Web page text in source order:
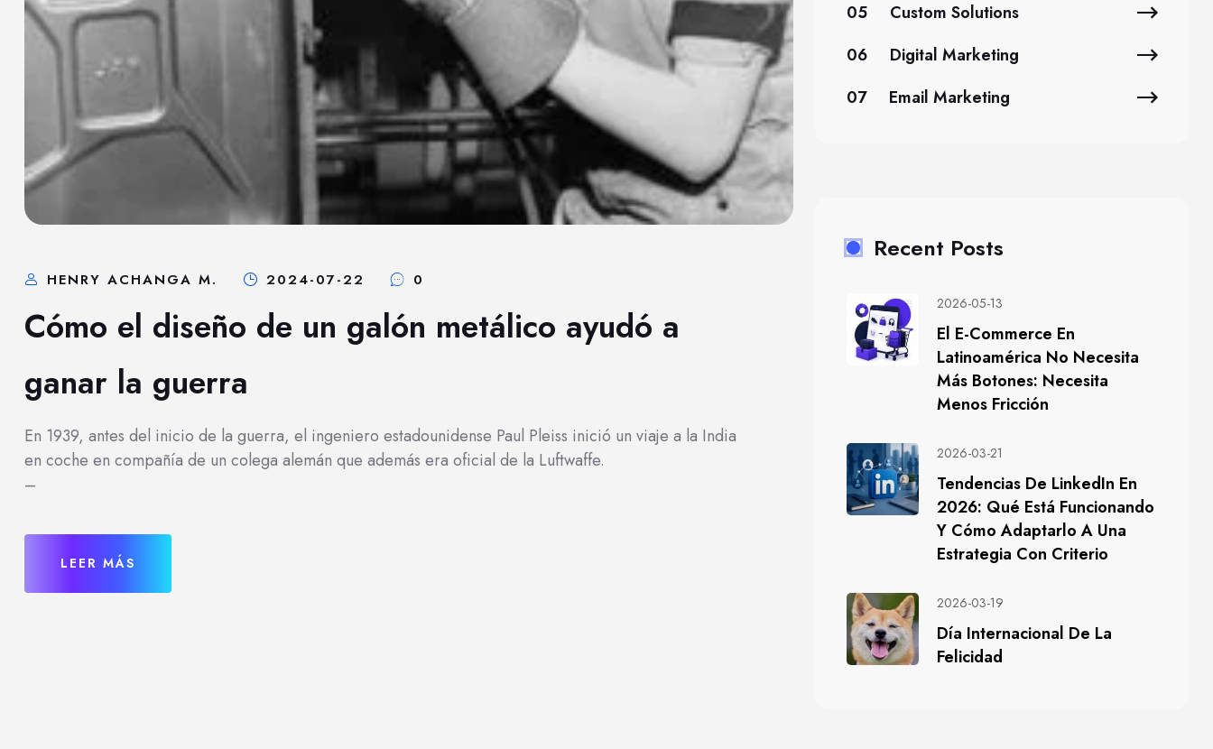
HENRY ACHANGA M. 2024-07-22 0
Cómo el diseño de un galón metálico ayudó a
ganar la guerra
En 1939, antes del inicio de la guerra, el ingeniero estadounidense Paul Pleiss inició un viaje a la India
en coche en compañía de un colega alemán que además era oficial de la Luftwaffe.
–
LEER MÁS
05
Custom Solutions
06
Digital Marketing
07
Email Marketing
Recent Posts
2026-05-13
El E-Commerce En
Latinoamérica No Necesita
Más Botones: Necesita
Menos Fricción
2026-03-21
Tendencias De LinkedIn En
2026: Qué Está Funcionando
Y Cómo Adaptarlo A Una
Estrategia Con Criterio
2026-03-19
Día Internacional De La
Felicidad